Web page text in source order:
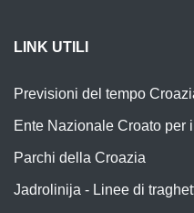
LINK UTILI
Previsioni del tempo
Ente Nazionale Croato per
Parchi della Croazia
Jadrolinija - Linee di